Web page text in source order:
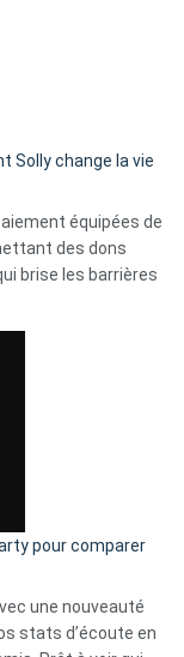
Solly change la vie
équipées de
des dons
brise les barrières
pour comparer
une nouveauté
stats d’écoute en